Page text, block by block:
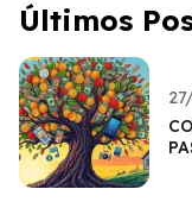
Últimos